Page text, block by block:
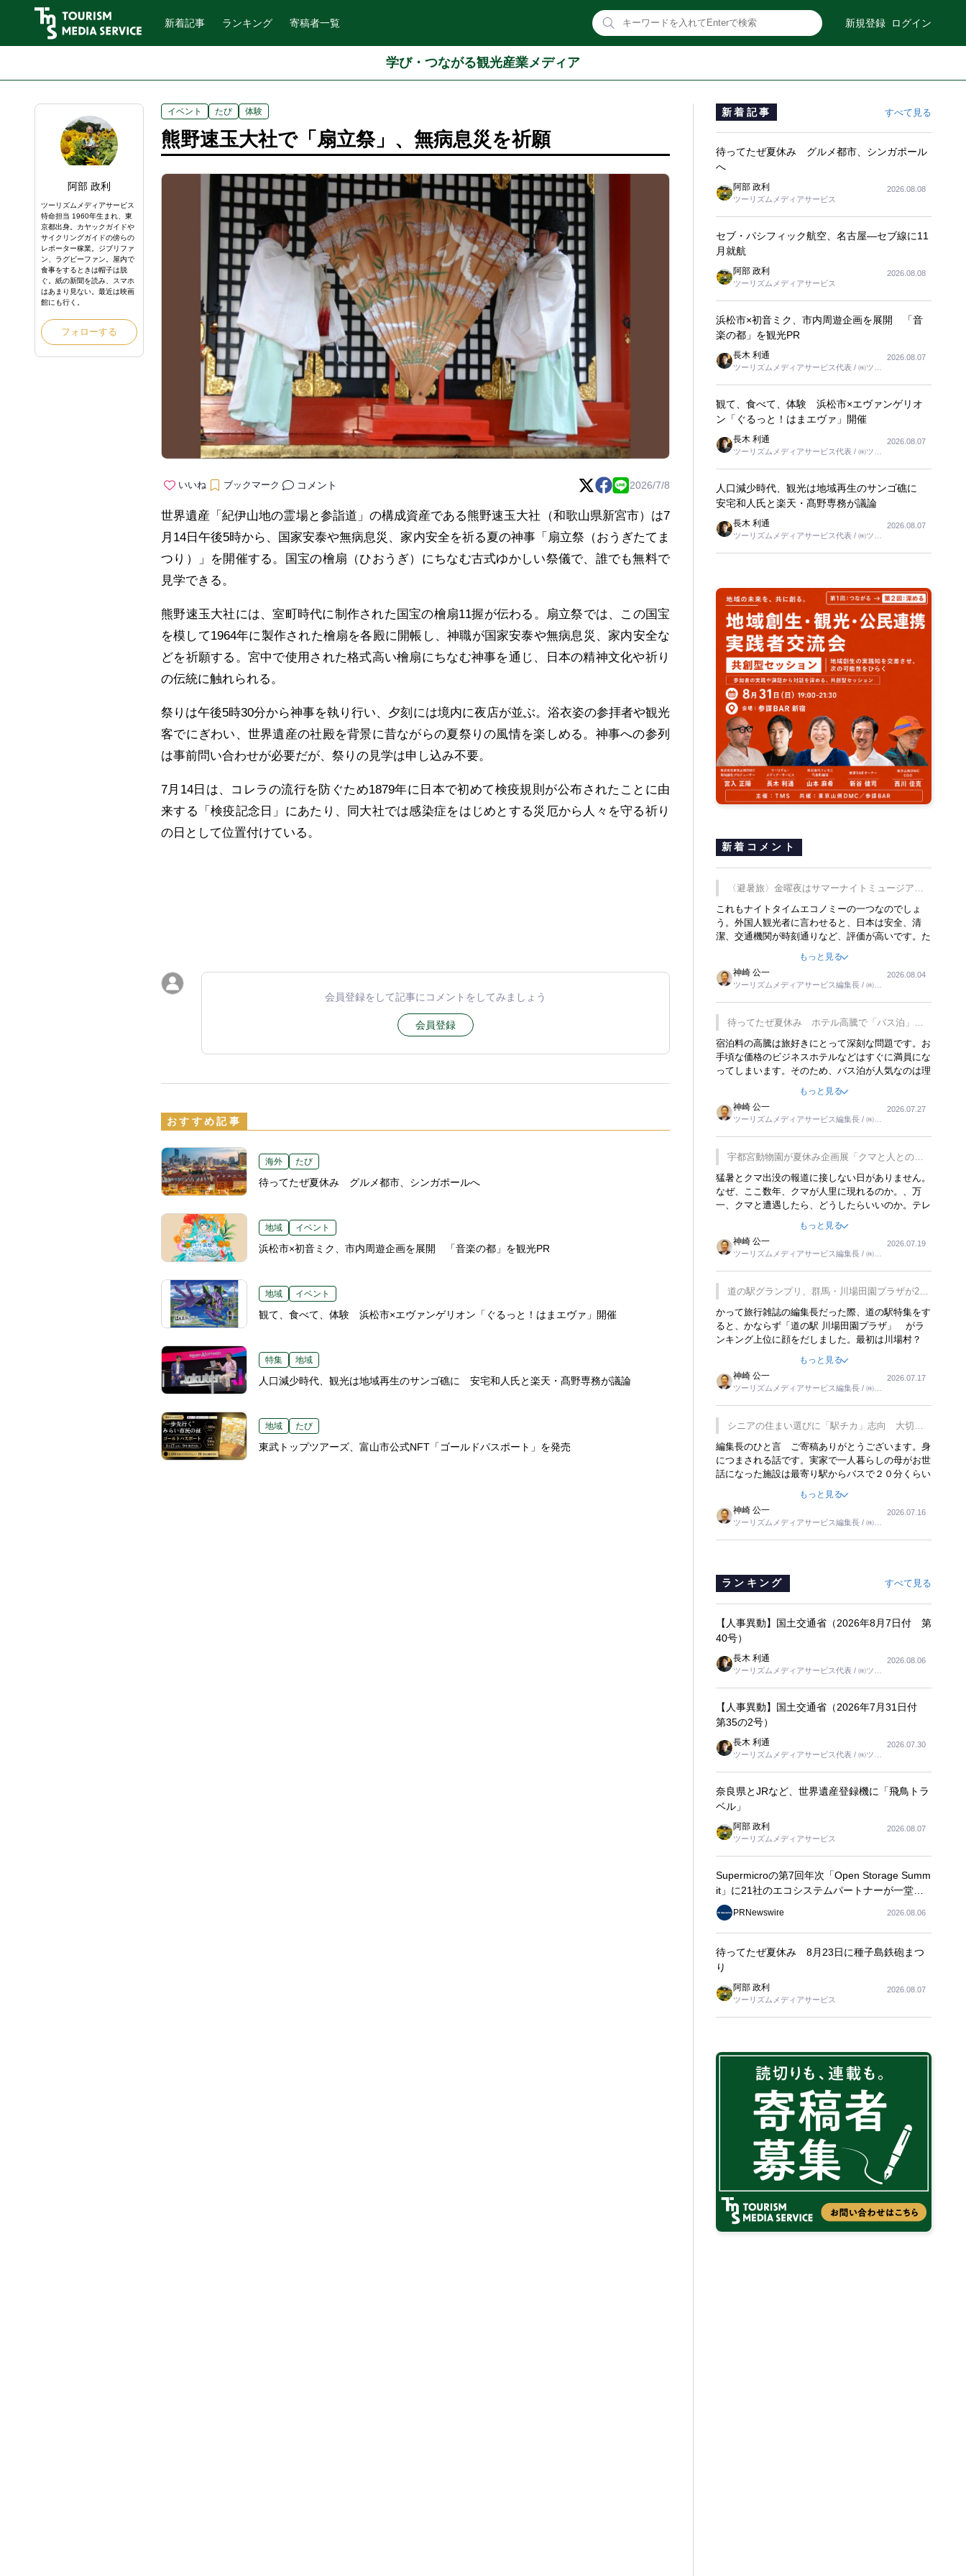
新着記事 ランキング 寄稿者一覧 新規登録 ログイン
学び・つながる観光産業メディア
阿部 政利
ツーリズムメディアサービス
特命担当 1960年生まれ、東
京都出身。カヤックガイドや
サイクリングガイドの傍らの
レポーター稼業。ジブリファ
ン、ラグビーファン。屋内で
食事をするときは帽子は脱
ぐ。紙の新聞を読み、スマホ
はあまり見ない。最近は映画
館にも行く。
フォローする
イベント たび 体験
熊野速玉大社で「扇立祭」、無病息災を祈願
いいね ブックマーク コメント 2026/7/8
世界遺産「紀伊山地の霊場と参詣道」の構成資産である熊野速玉大社（和歌山県新宮市）は7
月14日午後5時から、国家安泰や無病息災、家内安全を祈る夏の神事「扇立祭（おうぎたてま
つり）」を開催する。国宝の檜扇（ひおうぎ）にちなむ古式ゆかしい祭儀で、誰でも無料で
見学できる。
熊野速玉大社には、室町時代に制作された国宝の檜扇11握が伝わる。扇立祭では、この国宝
を模して1964年に製作された檜扇を各殿に開帳し、神職が国家安泰や無病息災、家内安全な
どを祈願する。宮中で使用された格式高い檜扇にちなむ神事を通じ、日本の精神文化や祈り
の伝統に触れられる。
祭りは午後5時30分から神事を執り行い、夕刻には境内に夜店が並ぶ。浴衣姿の参拝者や観光
客でにぎわい、世界遺産の社殿を背景に昔ながらの夏祭りの風情を楽しめる。神事への参列
は事前問い合わせが必要だが、祭りの見学は申し込み不要。
7月14日は、コレラの流行を防ぐため1879年に日本で初めて検疫規則が公布されたことに由
来する「検疫記念日」にあたり、同大社では感染症をはじめとする災厄から人々を守る祈り
の日として位置付けている。
会員登録をして記事にコメントをしてみましょう
会員登録
おすすめ記事
海外 たび
待ってたぜ夏休み グルメ都市、シンガポールへ
地域 イベント
浜松市×初音ミク、市内周遊企画を展開 「音楽の都」を観光PR
地域 イベント
観て、食べて、体験 浜松市×エヴァンゲリオン「ぐるっと！はまエヴァ」開催
特集 地域
人口減少時代、観光は地域再生のサンゴ礁に 安宅和人氏と楽天・髙野専務が議論
地域 たび
東武トップツアーズ、富山市公式NFT「ゴールドパスポート」を発売
新着記事 すべて見る
待ってたぜ夏休み グルメ都市、シンガポール
へ
阿部 政利
ツーリズムメディアサービス
2026.08.08
セブ・パシフィック航空、名古屋―セブ線に11
月就航
阿部 政利
ツーリズムメディアサービス
2026.08.08
浜松市×初音ミク、市内周遊企画を展開 「音
楽の都」を観光PR
長木 利通
ツーリズムメディアサービス代表 / ㈱ツー
2026.08.07
観て、食べて、体験 浜松市×エヴァンゲリオ
ン「ぐるっと！はまエヴァ」開催
長木 利通
ツーリズムメディアサービス代表 / ㈱ツー
2026.08.07
人口減少時代、観光は地域再生のサンゴ礁に
安宅和人氏と楽天・髙野専務が議論
長木 利通
ツーリズムメディアサービス代表 / ㈱ツー
2026.08.07
新着コメント
〈避暑旅〉金曜夜はサマーナイトミュージア
ム、都立6施設で
これもナイトタイムエコノミーの一つなのでしょ
う。外国人観光者に言わせると、日本は安全、清
潔、交通機関が時刻通りなど、評価が高いです。た
す。そのような意味で、金曜夜にこのようなイベン
トが行われれば、日本人に限らず外国人にとっても
楽しみが増えるでしょうね。
もっと見る
神崎 公一
ツーリズムメディアサービス編集長 / ㈱ツ
2026.08.04
待ってたぜ夏休み ホテル高騰で「バス泊」人
気
宿泊料の高騰は旅好きにとって深刻な問題です。お
手頃な価格のビジネスホテルなどはすぐに満員にな
ってしまいます。そのため、バス泊が人気なのは理
行をした時は、移動はグレイハウンドバスでした。
夕方から夜の便を利用してホテル代を浮かせていま
した。ただし、若いからできたことです。若い人が
夜行バスで京都に行った、青森に行ったと聞くと、
疲れが残らないのかなと思ってしまいます。
もっと見る
神崎 公一
ツーリズムメディアサービス編集長 / ㈱ツ
2026.07.27
宇都宮動物園が夏休み企画展「クマと人との距
離」を7月20日から開催
猛暑とクマ出没の報道に接しない日がありません。
なぜ、ここ数年、クマが人里に現れるのか。、万
一、クマと遭遇したら、どうしたらいいのか。テレ
るなんてことは、冗談でもいえません。そんな中
で、この企画展はタイムリーですね。
もっと見る
神崎 公一
ツーリズムメディアサービス編集長 / ㈱ツ
2026.07.19
道の駅グランプリ、群馬・川場田園プラザが2連
覇
かって旅行雑誌の編集長だった際、道の駅特集をす
ると、かならず「道の駅 川場田園プラザ」 がラ
ンキング上位に顔をだしました。最初は川場村？
れ永井 彰一社長にインタビューしたら、興味深い
話が次々が飛び出しました。プレゼンも巧みで、今
でも思い出すことが２つあります。一つは、従業員
に東京ディズニーランドを見学させ、サービス業、
接客業の何かを理解してもらっていることです。
もう一つは1800円もするプレミアムヨーグルトを
販売するにあたり、社内に懸念もあったそうです。
永井社長は、駐車場に都内ナンバーの高級外車が停
まっていることに目をつけ、高級商品でも売れると
確信したそうです。今回の記事を懐かしく読みまし
もっと見る
神崎 公一
ツーリズムメディアサービス編集長 / ㈱ツ
2026.07.17
シニアの住まい選びに「駅チカ」志向 大切な
のは出かけたくなる暮らし
編集長のひと言 ご寄稿ありがとうございます。身
につまされる話です。実家で一人暮らしの母がお世
話になった施設は最寄り駅からバスで２０分くらい
りました。母の住まいから近いという理由で、その
施設を選択したのですが、私と妹にとっては、半日
仕事ででした。シニアの住まい選びは、当人だけで
はなく、世話をする家族の足の便も考えない外池な
もっと見る
神崎 公一
ツーリズムメディアサービス編集長 / ㈱ツ
2026.07.16
ランキング すべて見る
【人事異動】国土交通省（2026年8月7日付 第
40号）
長木 利通
ツーリズムメディアサービス代表 / ㈱ツー
2026.08.06
【人事異動】国土交通省（2026年7月31日付
第35の2号）
長木 利通
ツーリズムメディアサービス代表 / ㈱ツー
2026.07.30
奈良県とJRなど、世界遺産登録機に「飛鳥トラ
ベル」
阿部 政利
ツーリズムメディアサービス
2026.08.07
Supermicroの第7回年次「Open Storage Summ
it」に21社のエコシステムパートナーが一堂に
会し、エンタープライズAIの大規模導入に関す
る実践的なガイダンスを共有
PRNewswire 2026.08.06
待ってたぜ夏休み 8月23日に種子島鉄砲まつ
り
阿部 政利
ツーリズムメディアサービス
2026.08.07